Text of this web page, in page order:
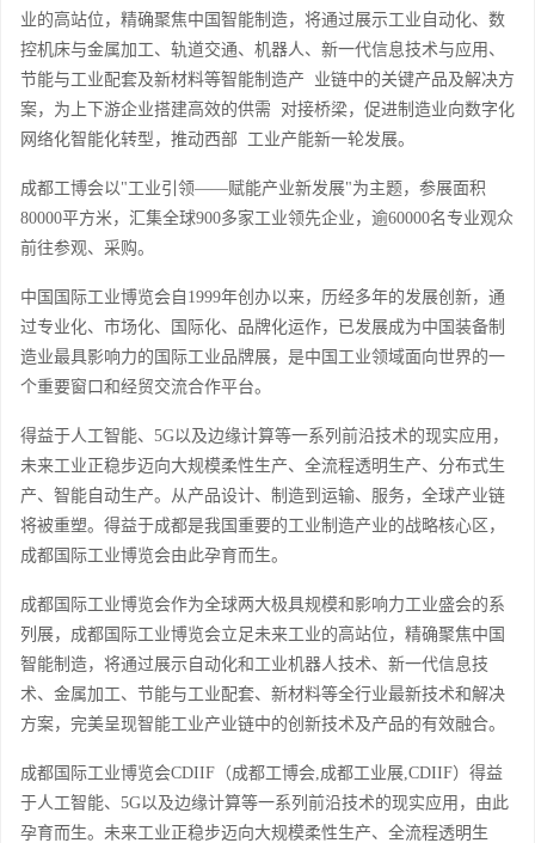
业的高站位，精确聚焦中国智能制造，将通过展示工业自动化、数
控机床与金属加工、轨道交通、机器人、新一代信息技术与应用、
节能与工业配套及新材料等智能制造产 业链中的关键产品及解决方
案，为上下游企业搭建高效的供需 对接桥梁，促进制造业向数字化
网络化智能化转型，推动西部 工业产能新一轮发展。
成都工博会以"工业引领——赋能产业新发展"为主题，参展面积
80000平方米，汇集全球900多家工业领先企业，逾60000名专业观众
前往参观、采购。
中国国际工业博览会自 1999年创办以来，历经多年的发展创新，通
过专业化、市场化、国际化、品牌化运作，已发展成为中国装备制
造业最具影响力的国际工业品牌展，是中国工业领域面向世界的一
个重要窗口和经贸交流合作平台。
得益于人工智能、 5G以及边缘计算等一系列前沿技术的现实应用，
未来工业正稳步迈向大规模柔性生产、全流程透明生产、分布式生
产、智能自动生产。从产品设计、制造到运输、服务，全球产业链
将被重塑。得益于成都是我国重要的工业制造产业的战略核心区，
成都国际工业博览会由此孕育而生。
成都国际工业博览会作为全球两大极具规模和影响力工业盛会的系
列展，成都国际工业博览会立足未来工业的高站位，精确聚焦中国
智能制造，将通过展示自动化和工业机器人技术、新一代信息技
术、金属加工、节能与工业配套、新材料等全行业最新技术和解决
方案，完美呈现智能工业产业链中的创新技术及产品的有效融合。
成都国际工业博览会CDIIF（成都工博会,成都工业展,CDIIF）得益
于人工智能、5G以及边缘计算等一系列前沿技术的现实应用，由此
孕育而生。未来工业正稳步迈向大规模柔性生产、全流程透明生